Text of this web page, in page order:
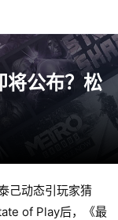
将公布？松
己动态引玩家猜
of Play后，《最